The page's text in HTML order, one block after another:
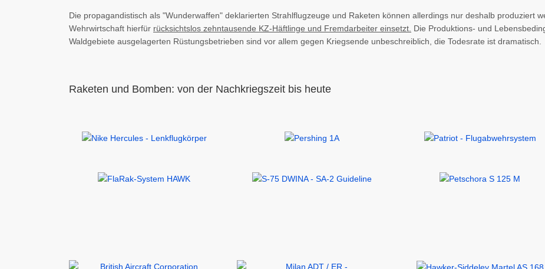
Die propagandistisch als "Wunderwaffen" deklarierten Strahlflugzeuge und Raketen können allerdings nur deshalb produziert
Wehrwirtschaft hierfür rücksichtslos zehntausende KZ-Häftlinge und Fremdarbeiter einsetzt. Die Produktions- und
Waldgebiete ausgelagerten Rüstungsbetrieben sind vor allem gegen Kriegsende unbeschreiblich, die Todesrate ist dramatisch.
Raketen und Bomben: von der Nachkriegszeit bis heute